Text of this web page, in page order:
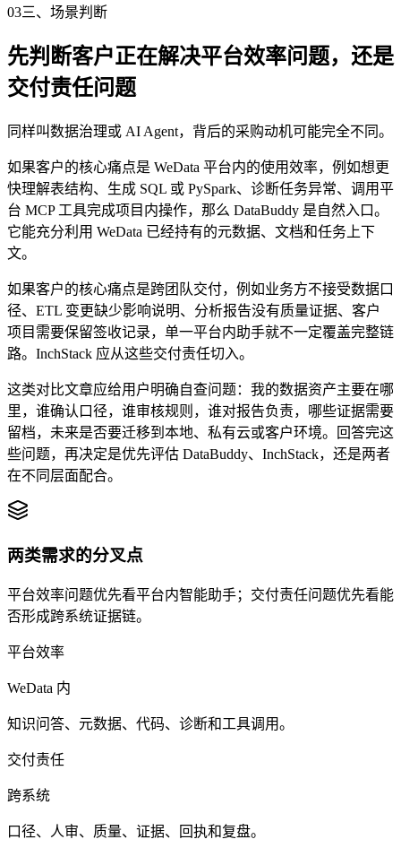
03三、场景判断
先判断客户正在解决平台效率问题，还是
交付责任问题
同样叫数据治理或 AI Agent，背后的采购动机可能完全不同。
如果客户的核心痛点是 WeData 平台内的使用效率，例如想更
快理解表结构、生成 SQL 或 PySpark、诊断任务异常、调用平
台 MCP 工具完成项目内操作，那么 DataBuddy 是自然入口。
它能充分利用 WeData 已经持有的元数据、文档和任务上下
文。
如果客户的核心痛点是跨团队交付，例如业务方不接受数据口
径、ETL 变更缺少影响说明、分析报告没有质量证据、客户
项目需要保留签收记录，单一平台内助手就不一定覆盖完整链
路。InchStack 应从这些交付责任切入。
这类对比文章应给用户明确自查问题：我的数据资产主要在哪
里，谁确认口径，谁审核规则，谁对报告负责，哪些证据需要
留档，未来是否要迁移到本地、私有云或客户环境。回答完这
些问题，再决定是优先评估 DataBuddy、InchStack，还是两者
在不同层面配合。
两类需求的分叉点
平台效率问题优先看平台内智能助手；交付责任问题优先看能
否形成跨系统证据链。
平台效率
WeData 内
知识问答、元数据、代码、诊断和工具调用。
交付责任
跨系统
口径、人审、质量、证据、回执和复盘。